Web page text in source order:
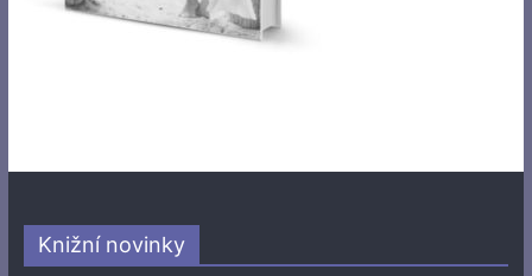
Knižní novinky